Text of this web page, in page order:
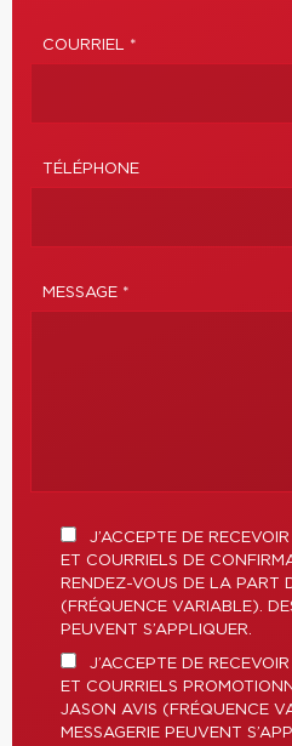
COURRIEL *
TÉLÉPHONE
MESSAGE *
J’ACCEPTE DE
ET COURRIELS DE
RENDEZ-VOUS DE LA PART
(FRÉQUENCE VARIABLE).
PEUVENT S’APPLIQUER.
J’ACCEPTE DE
ET COURRIELS
JASON AVIS (FRÉQUENCE
MESSAGERIE PEUVENT